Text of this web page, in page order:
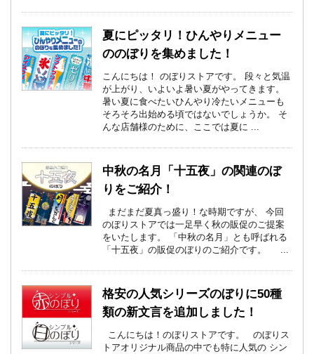
夏にピッタリ！ひんやりメニュー
ののぼりを集めました！
こんにちは！ のぼりストアです。 段々と気温
が上がり、いよいよ暑い夏がやってきます。
暑い夏に食べたいひんやり冷たいメニューも
そろそろ出始める頃ではないでしょうか。 そ
んな店舗様のために、ここでは夏に ...
中秋の名月「十五夜」の関連のぼ
りをご紹介！
まだまだ夏真っ盛り！な時期ですが、 今回
のぼりストアでは一足早く秋の販促のご提案
をいたします。 「中秋の名月」とも呼ばれる
「十五夜」の販促のぼりのご紹介です。 ...
格安の人気シリーズのぼりに50種
類の新文言を追加しました！
こんにちは！のぼりストアです。 のぼりス
トアオリジナル商品の中でも特に人気の シン